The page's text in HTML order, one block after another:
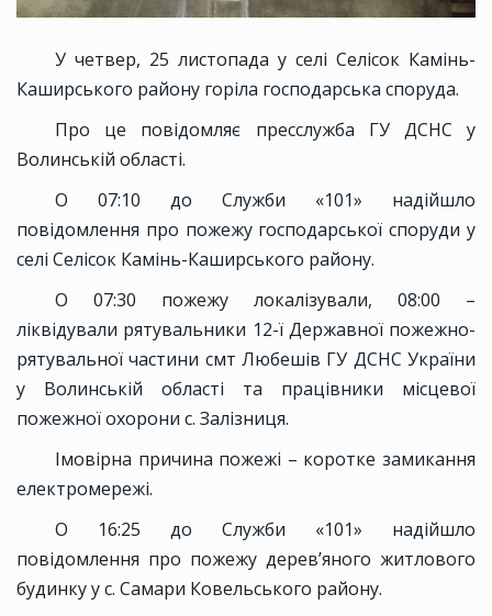
У четвер, 25 листопада у селі Селісок Камінь-
Каширського району горіла господарська споруда.
Про це повідомляє пресслужба ГУ ДСНС у
Волинській області.
О 07:10 до Служби «101» надійшло
повідомлення про пожежу господарської споруди у
селі Селісок Камінь-Каширського району.
О 07:30 пожежу локалізували, 08:00 –
ліквідували рятувальники 12-ї Державної пожежно-
рятувальної частини смт Любешів ГУ ДСНС України
у Волинській області та працівники місцевої
пожежної охорони с. Залізниця.
Імовірна причина пожежі – коротке замикання
електромережі.
О 16:25 до Служби «101» надійшло
повідомлення про пожежу дерев’яного житлового
будинку у с. Самари Ковельського району.